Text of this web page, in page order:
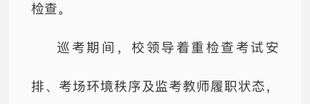
检查。
巡考期间，校领导着重检查考试安
排、考场环境秩序及监考教师履职状态，